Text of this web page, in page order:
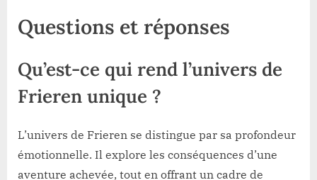
Questions et réponses
Qu’est-ce qui rend l’univers de
Frieren unique ?
L’univers de Frieren se distingue par sa profondeur
émotionnelle. Il explore les conséquences d’une
aventure achevée, tout en offrant un cadre de